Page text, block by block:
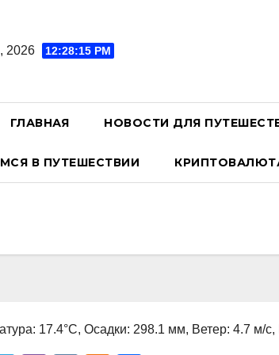
2026 12:28:16 PM
ГЛАВНАЯ НОВОСТИ ДЛЯ
В ПУТЕШЕСТВИИ
17.4°C, Осадки: 298.1 мм, Ветер: 4.7 м/